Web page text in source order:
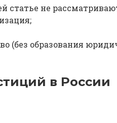
статье не
(без образования
в России